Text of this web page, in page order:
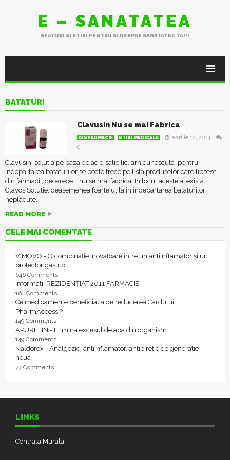
E – SANATATEA
SFATURI SI STIRI PENTRU SI DESPRE SANATATEA TA!!!
BATATURI
Clavusin Nu se mai Fabrica
DIN FARMACIE STIRI MEDICALE
aprilie 12, 2014
0
Clavusin, solutia pe baza de acid salicilic, arhicunoscuta pentru
indepartarea bataturilor se poate trece pe lista produselor care lipsesc
din farmacii, deoarece .. nu se mai fabrica. In locul acesteia, exista
Clavos Solutie, deasemenea foarte utila in indepartarea bataturilor
neplacute.
READ MORE
CELE MAI COMENTATE
VIMOVO - O combinație inovatoare între un antiinflamator și un
protector gastric
646 Comments
Informații REZIDENȚIAT 2011 FARMACIE
164 Comments
Ce medicamente beneficiaza de reducerea Cardului
PharmAccess ?
149 Comments
APURETIN - Elimina excesul de apa din organism
149 Comments
Naldorex - Analgezic, antiinflamator, antipiretic de generatie
noua
77 Comments
LINKS
Centrala Murala